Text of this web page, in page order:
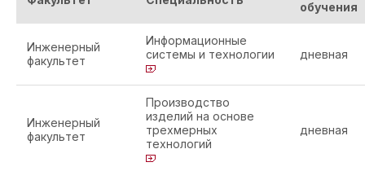
обучения
Инженерный
факультет
Информационные
системы и технологии
дневная
Инженерный
факультет
Производство
изделий на основе
трехмерных
технологий
дневная